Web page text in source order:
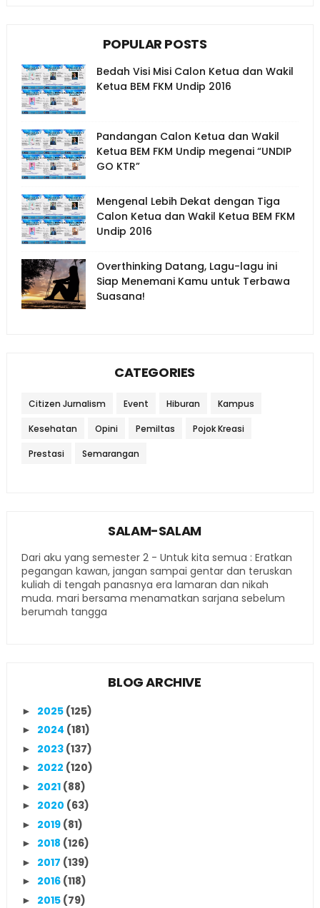
POPULAR POSTS
Bedah Visi Misi Calon Ketua dan Wakil
Ketua BEM FKM Undip 2016
Pandangan Calon Ketua dan Wakil
Ketua BEM FKM Undip megenai “UNDIP
GO KTR”
Mengenal Lebih Dekat dengan Tiga
Calon Ketua dan Wakil Ketua BEM FKM
Undip 2016
Overthinking Datang, Lagu-lagu ini
Siap Menemani Kamu untuk Terbawa
Suasana!
CATEGORIES
Citizen Jurnalism Event Hiburan Kampus
Kesehatan Opini Pemiltas Pojok Kreasi
Prestasi Semarangan
SALAM-SALAM
Dari aku yang semester 2 - Untuk kita semua : Eratkan
pegangan kawan, jangan sampai gentar dan teruskan
kuliah di tengah panasnya era lamaran dan nikah
muda. mari bersama menamatkan sarjana sebelum
berumah tangga
BLOG ARCHIVE
► 2025 (125)
► 2024 (181)
► 2023 (137)
► 2022 (120)
► 2021 (88)
► 2020 (63)
► 2019 (81)
► 2018 (126)
► 2017 (139)
► 2016 (118)
► 2015 (79)